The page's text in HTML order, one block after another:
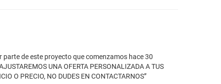
de este proyecto que comenzamos hace 30
UNA OFERTA PERSONALIZADA A TUS
O PRECIO, NO DUDES EN CONTACTARNOS”